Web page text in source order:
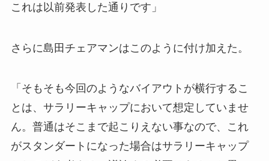
これは以前発表した通りです」
さらに島田チェアマンはこのように付け加えた。
「そもそも今回のようなバイアウトが横行するこ
とは、サラリーキャップにおいて想定していませ
ん。普通はそこまで起こりえない事なので、これ
がスタンダートになった場合はサラリーキャップ